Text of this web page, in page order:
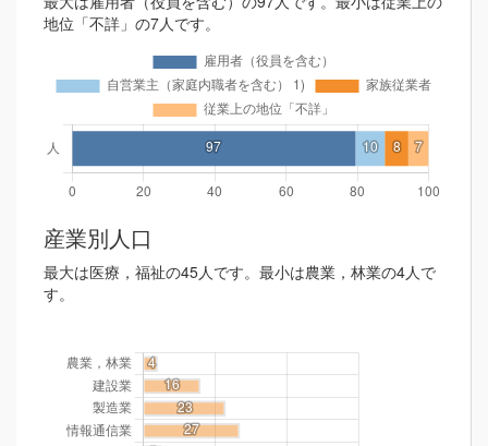
地位「不詳」の7人です。
産業別人口
最大は医療，福祉の45人です。最小は農業，林業の4人で
す。